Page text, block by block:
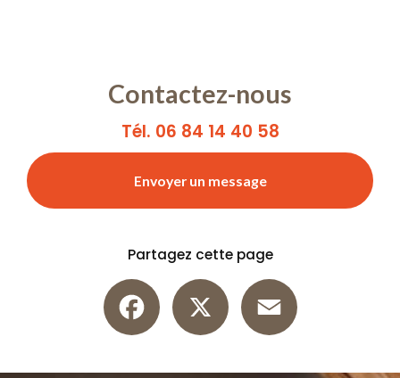
Contactez-nous
Tél. 06 84 14 40 58
Envoyer un message
Partagez cette page
Facebook